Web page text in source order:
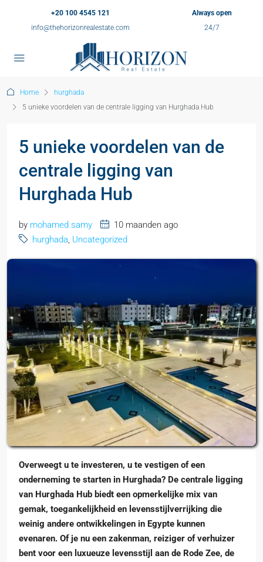
+20 100 4545 121
info@thehorizonrealestate.com
Always open
24/7
Home
hurghada
5 unieke voordelen van de centrale ligging van Hurghada Hub
5 unieke voordelen van de
centrale ligging van
Hurghada Hub
by mohamed samy
10 maanden ago
hurghada, Uncategorized
Overweegt u te investeren, u te vestigen of een
onderneming te starten in Hurghada? De centrale ligging
van Hurghada Hub biedt een opmerkelijke mix van
gemak, toegankelijkheid en levensstijlverrijking die
weinig andere ontwikkelingen in Egypte kunnen
evenaren. Of je nu een zakenman, reiziger of verhuizer
bent voor een luxueuze levensstijl aan de Rode Zee, de